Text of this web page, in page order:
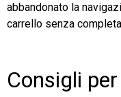
abbandonato la
carrello senza
Consigli